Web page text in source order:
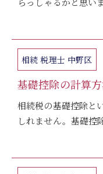
相続 税理士 中野区
基礎控除の計算方
相続税の基礎控除と
しれません。基礎控